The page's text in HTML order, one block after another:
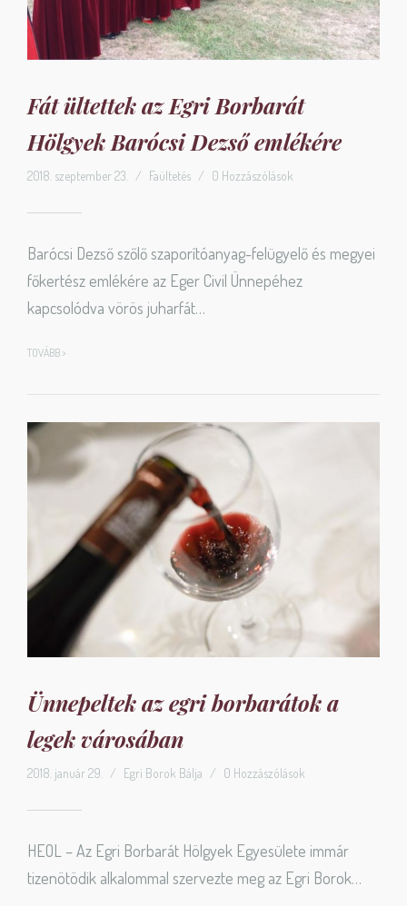
Fát ültettek az Egri Borbarát
Hölgyek Barócsi Dezső emlékére
2018. szeptember 23. / Faültetés / 0 Hozzászólások
Barócsi Dezső szőlő szaporítóanyag-felügyelő és megyei
főkertész emlékére az Eger Civil Ünnepéhez
kapcsolódva vörös juharfát…
TOVÁBB >
Ünnepeltek az egri borbarátok a
legek városában
2018. január 29. / Egri Borok Bálja / 0 Hozzászólások
HEOL – Az Egri Borbarát Hölgyek Egyesülete immár
tizenötödik alkalommal szervezte meg az Egri Borok…